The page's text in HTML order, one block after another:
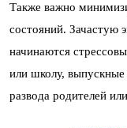
Также важно
состояний. Зачастую
начинаются
или школу,
развода родителей